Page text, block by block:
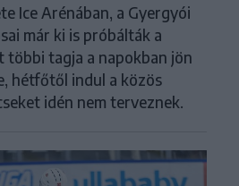
Ice Arénában, a Gyergyói
már ki is próbálták a
többi tagja a napokban jön
hétfőtől indul a közös
idén nem terveznek.